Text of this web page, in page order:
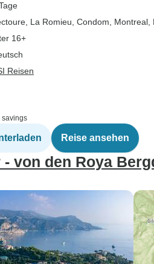
, La Romieu , Condom , Montreal
16+
Reisen
savings
Reise ansehen
- von den Roya